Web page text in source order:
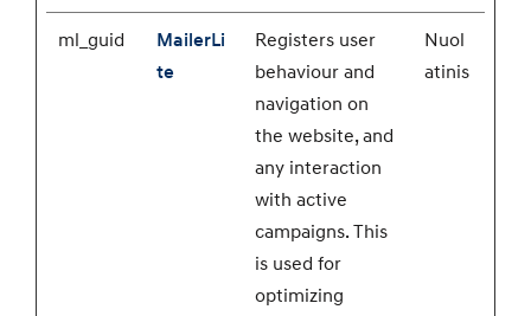
ml_guid
MailerLi
te
Registers user
behaviour and
navigation on
the website, and
any interaction
with active
campaigns. This
is used for
optimizing
Nuol
atinis